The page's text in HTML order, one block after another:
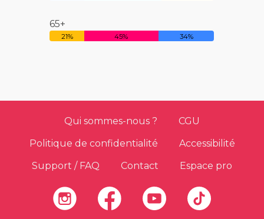
65+
21% 45% 34%
Qui sommes-nous ?
CGU
Politique de confidentialité
Accessibilité
Support / FAQ
Contact Espace pro